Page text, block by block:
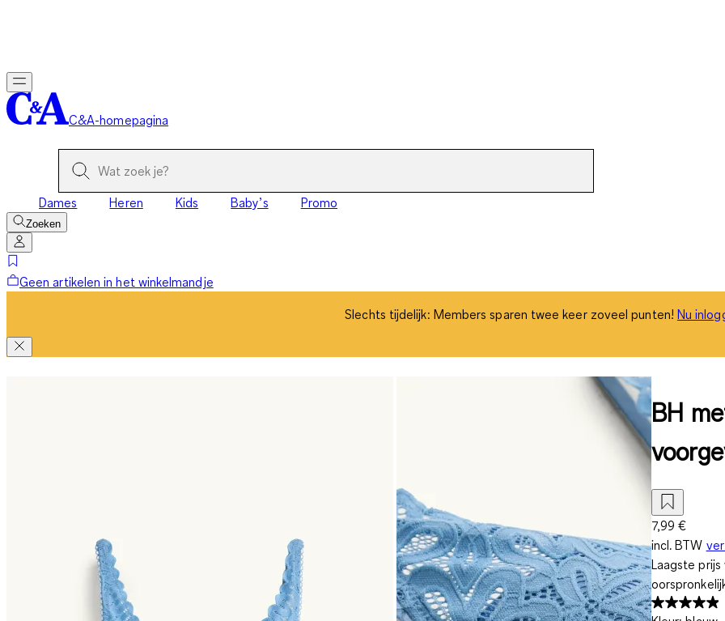
C&A-homepagina
Dames Heren Kids Baby’s Promo
Zoeken
Geen artikelen in het winkelmandje
Slechts tijdelijk: Members sparen twee keer zoveel punten! Nu
BH
7,99 €
incl. BTW
Laagste